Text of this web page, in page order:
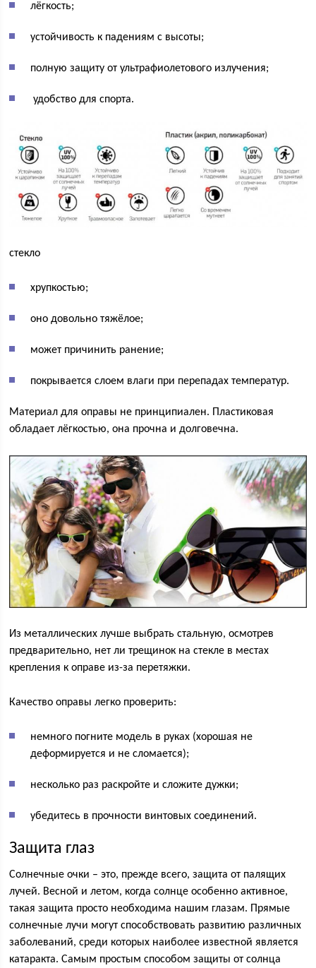
лёгкость;
устойчивость к падениям с высоты;
полную защиту от ультрафиолетового излучения;
удобство для спорта.
стекло
хрупкостью;
оно довольно тяжёлое;
может причинить ранение;
покрывается слоем влаги при перепадах температур.
Материал для оправы не принципиален. Пластиковая
обладает лёгкостью, она прочна и долговечна.
Из металлических лучше выбрать стальную, осмотрев
предварительно, нет ли трещинок на стекле в местах
крепления к оправе из-за перетяжки.
Качество оправы легко проверить:
немного погните модель в руках (хорошая не
деформируется и не сломается);
несколько раз раскройте и сложите дужки;
убедитесь в прочности винтовых соединений.
Защита глаз
Солнечные очки – это, прежде всего, защита от палящих
лучей. Весной и летом, когда солнце особенно активное,
такая защита просто необходима нашим глазам. Прямые
солнечные лучи могут способствовать развитию различных
заболеваний, среди которых наиболее известной является
катаракта. Самым простым способом защиты от солнца